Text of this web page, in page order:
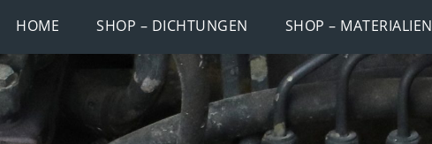
HOME SHOP – DICHTUNGEN SHOP – MATERIALIEN